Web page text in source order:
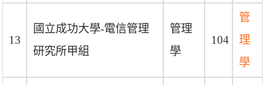
13
國立成功大學-電信管理
研究所甲組
管理
學
104
管
理
學